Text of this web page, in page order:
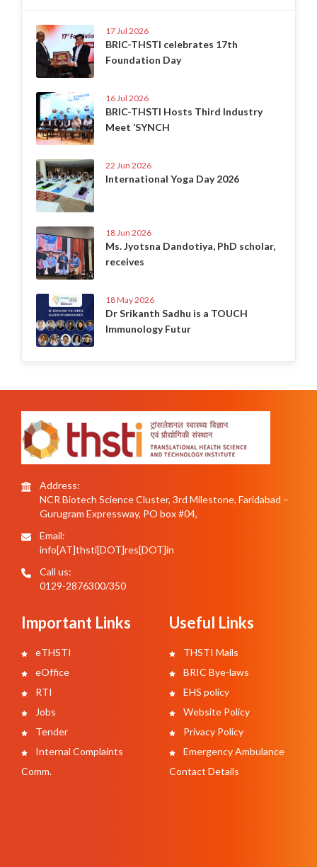
17 Jul 2026
BRIC-THSTI celebrates 17th
Foundation Day
16 Jul 2026
BRIC-THSTI Hosts Third Industry
Meet ‘SYNCH
22 Jun 2026
International Yoga Day 2026
18 Jun 2026
Ms. Jyotsna Dandotiya, PhD scholar,
receives
18 May 2026
Dr Srikanth Sadhu is a TOUCH
Immunology Futur
Address:
NCR Biotech Science Cluster, 3rd Milestone, Faridabad –
Gurugram Expressway, PO box #04,
Email:
info[AT]thsti[DOT]res[DOT]in
Call us:
0129-2876300/350
Important Links
eTHSTI
eOffice
RTI
Jobs
Tender
Internal Complaints
Comm.
Useful Links
THSTI Mails
BRIC Bye-laws
EHS policy
Website Policy
Privacy Policy
Emergency Ambulance
Contact Details